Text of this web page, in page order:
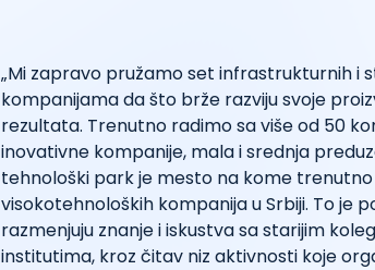
„Mi zapravo pružamo set infrastrukturnih i
kompanijama da što brže razviju svoje
rezultata. Trenutno radimo sa više od 50
inovativne kompanije, mala i srednja
tehnološki park je mesto na kome
visokotehnoloških kompanija u Srbiji. To je
razmenjuju znanje i iskustva sa starijim
institutima, kroz čitav niz aktivnosti koje